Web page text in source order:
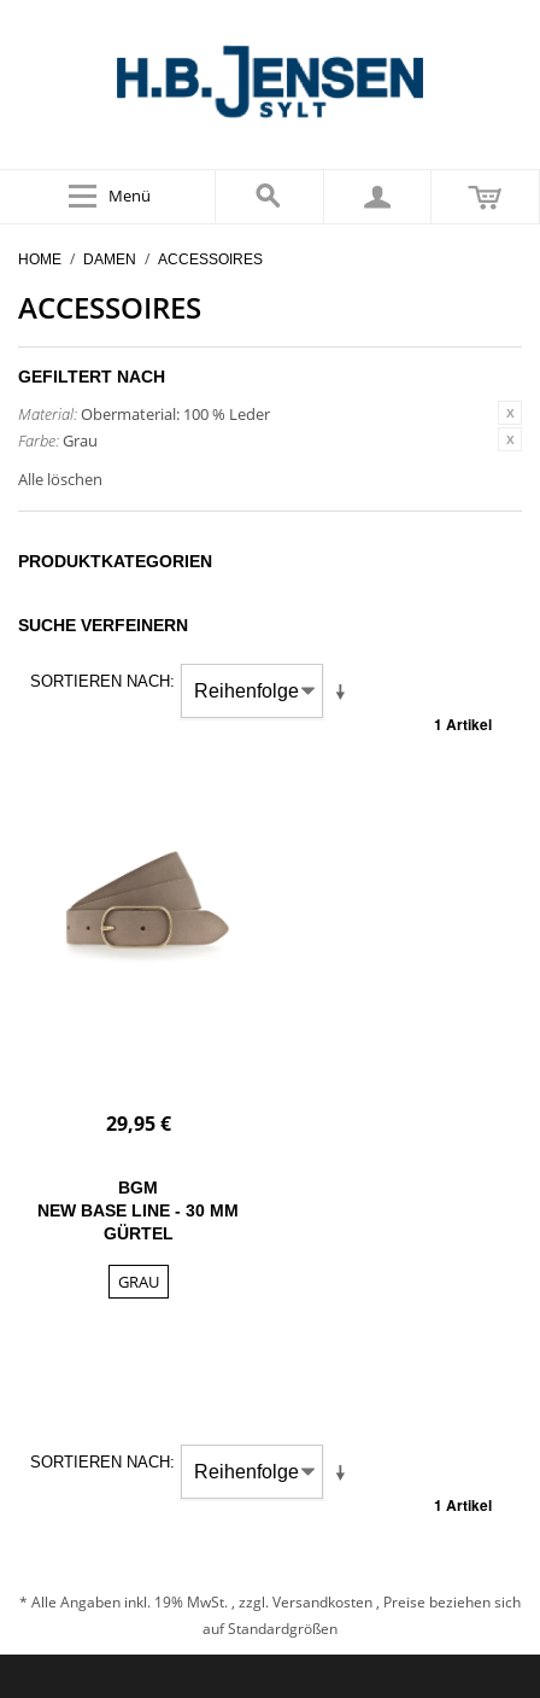
Menü
HOME / DAMEN / ACCESSOIRES
ACCESSOIRES
GEFILTERT NACH
Material:Obermaterial: 100 % Leder
Farbe:Grau
Alle löschen
PRODUKTKATEGORIEN
SUCHE VERFEINERN
SORTIEREN NACH
1 Artikel
29,95 €
BGM
NEW BASE LINE - 30 MM
GÜRTEL
GRAU
SORTIEREN NACH
1 Artikel
* Alle Angaben inkl. 19% MwSt. , zzgl.Versandkosten , Preise beziehen sich
auf Standardgrößen